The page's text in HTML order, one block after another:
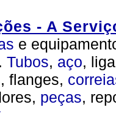
- A
e
. Tubos, aço,
flanges,
peças,